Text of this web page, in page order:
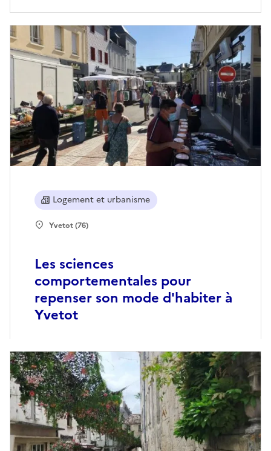
Les sciences
comportementales pour
repenser son mode d'habiter à
Yvetot
Logement et urbanisme
Yvetot (76)